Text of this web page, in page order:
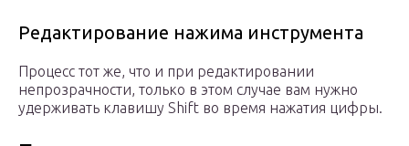
Редактирование нажима инструмента
Процесс тот же, что и при редактировании
непрозрачности, только в этом случае вам нужно
удерживать клавишу Shift во время нажатия цифры.